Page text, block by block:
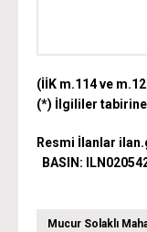
(İİK m.114 ve
(*) İlgililer
Resmi
BASIN:
Mucur Solaklı